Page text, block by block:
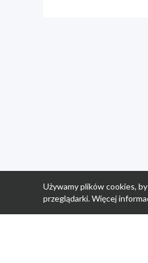
Używamy plików cookies,
przeglądarki. Więcej